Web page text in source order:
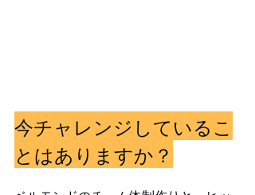
今チャレンジしているこ
とはありますか？